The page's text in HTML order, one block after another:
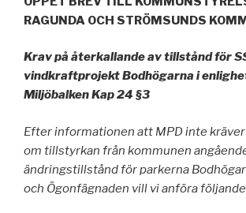
RAGUNDA OCH STRÖMSUNDS
Krav på återkallande av tillstånd för
vindkraftprojekt Bodhögarna i
Miljöbalken Kap 24 §3
Efter informationen att MPD inte
om tillstyrkan från kommunen
ändringstillstånd för parkerna
och Ögonfägnaden vill vi anföra